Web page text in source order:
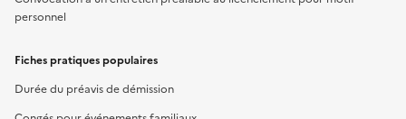
personnel
Fiches pratiques populaires
Durée du préavis de démission